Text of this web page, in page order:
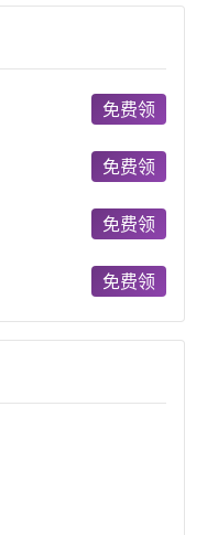
商注册
商案例
商的模式
免费领
免费领
免费领
免费领